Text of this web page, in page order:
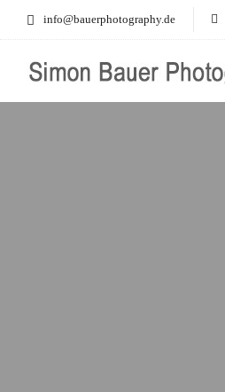
info@bauerphotography.de